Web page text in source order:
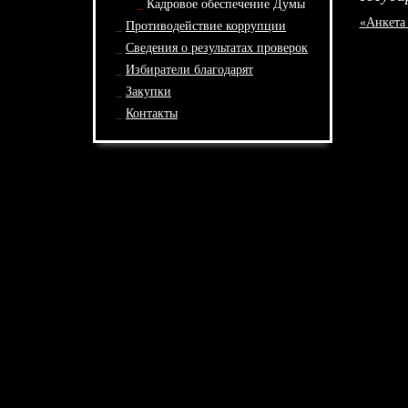
Кадровое обеспечение Думы
Противодействие коррупции
Сведения о результатах проверок
Избиратели благодарят
Закупки
Контакты